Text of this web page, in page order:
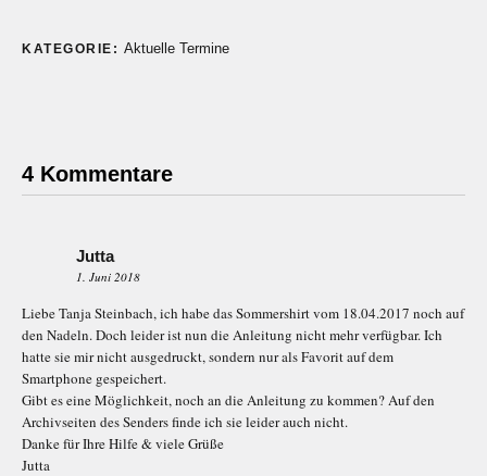
KATEGORIE: Aktuelle Termine
4 Kommentare
Jutta
1. Juni 2018
Liebe Tanja Steinbach, ich habe das Sommershirt vom 18.04.2017 noch auf
den Nadeln. Doch leider ist nun die Anleitung nicht mehr verfügbar. Ich
hatte sie mir nicht ausgedruckt, sondern nur als Favorit auf dem
Smartphone gespeichert.
Gibt es eine Möglichkeit, noch an die Anleitung zu kommen? Auf den
Archivseiten des Senders finde ich sie leider auch nicht.
Danke für Ihre Hilfe & viele Grüße
Jutta